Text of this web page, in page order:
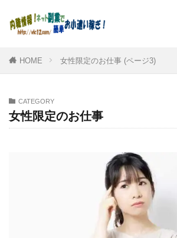
HOME 女性限定のお仕事 (ページ3)
CATEGORY
女性限定のお仕事